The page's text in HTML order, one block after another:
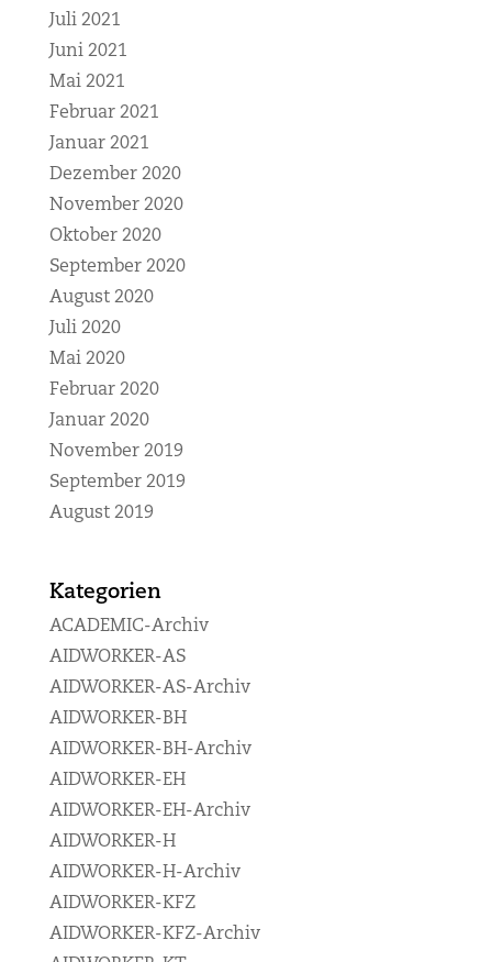
Juli 2021
Juni 2021
Mai 2021
Februar 2021
Januar 2021
Dezember 2020
November 2020
Oktober 2020
September 2020
August 2020
Juli 2020
Mai 2020
Februar 2020
Januar 2020
November 2019
September 2019
August 2019
Kategorien
ACADEMIC-Archiv
AIDWORKER-AS
AIDWORKER-AS-Archiv
AIDWORKER-BH
AIDWORKER-BH-Archiv
AIDWORKER-EH
AIDWORKER-EH-Archiv
AIDWORKER-H
AIDWORKER-H-Archiv
AIDWORKER-KFZ
AIDWORKER-KFZ-Archiv